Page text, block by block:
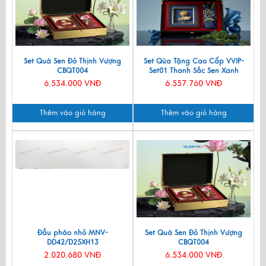
Set Quà Sen Đỏ Thịnh Vượng
CBQT004
6.534.000 VNĐ
Thêm vào giỏ hàng
Set Qùa Tặng Cao Cấp VVIP-
Set01 Thanh Sắc Sen Xanh
6.557.760 VNĐ
Thêm vào giỏ hàng
Đầu pháo nhỏ MNV-
DD42/D25XH13
2.020.680 VNĐ
Set Quà Sen Đỏ Thịnh Vượng
CBQT004
6.534.000 VNĐ